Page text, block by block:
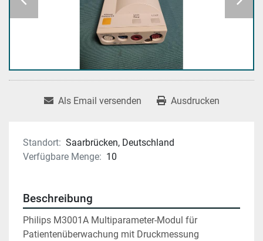
Als Email versenden Ausdrucken
Standort: Saarbrücken, Deutschland
Verfügbare Menge: 10
Beschreibung
Philips M3001A Multiparameter-Modul für
Patientenüberwachung mit Druckmessung